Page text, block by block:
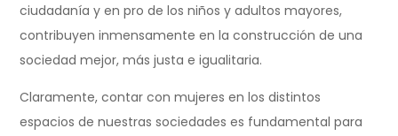
ciudadanía y en pro de los niños y adultos mayores,
contribuyen inmensamente en la construcción de una
sociedad mejor, más justa e igualitaria.
Claramente, contar con mujeres en los distintos
espacios de nuestras sociedades es fundamental para